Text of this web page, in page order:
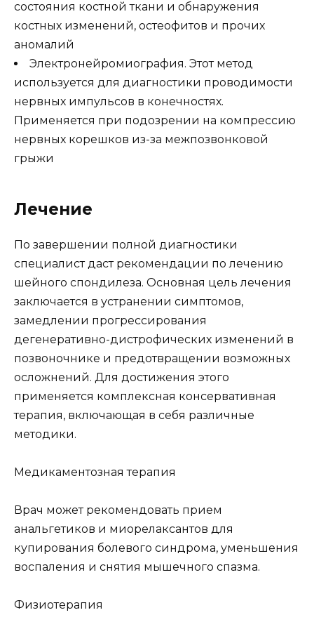
состояния костной ткани и обнаружения
костных изменений, остеофитов и прочих
аномалий
Электронейромиография. Этот метод
используется для диагностики проводимости
нервных импульсов в конечностях.
Применяется при подозрении на компрессию
нервных корешков из-за межпозвонковой
грыжи
Лечение
По завершении полной диагностики
специалист даст рекомендации по лечению
шейного спондилеза. Основная цель лечения
заключается в устранении симптомов,
замедлении прогрессирования
дегенеративно-дистрофических изменений в
позвоночнике и предотвращении возможных
осложнений. Для достижения этого
применяется комплексная консервативная
терапия, включающая в себя различные
методики.
Медикаментозная терапия
Врач может рекомендовать прием
анальгетиков и миорелаксантов для
купирования болевого синдрома, уменьшения
воспаления и снятия мышечного спазма.
Физиотерапия